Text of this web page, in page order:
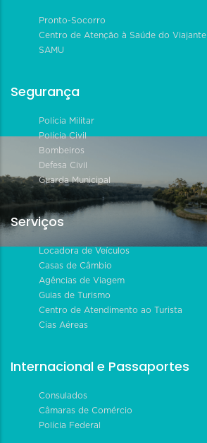
Pronto-Socorro
Centro de Atenção à Saúde do Viajante
SAMU
Segurança
Polícia Militar
Polícia Civil
Bombeiros
Defesa Civil
Guarda Municipal
Serviços
Locadora de Veículos
Casas de Câmbio
Agências de Viagem
Guias de Turismo
Centro de Atendimento ao Turista
Cias Aéreas
Internacional e Passaportes
Consulados
Câmaras de Comércio
Polícia Federal